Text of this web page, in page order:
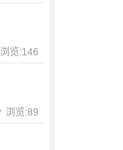
浏览:146
浏览:89